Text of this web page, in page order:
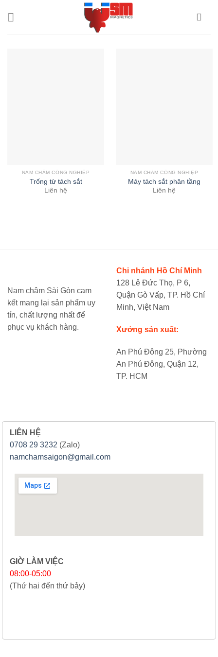
NAM CHÂM CÔNG NGHIỆP
Trống từ tách sắt
Liên hệ
NAM CHÂM CÔNG NGHIỆP
Máy tách sắt phân tầng
Liên hệ
Nam châm Sài Gòn cam
kết mang lại sản phẩm uy
tín, chất lượng nhất để
phục vụ khách hàng.
Chi nhánh Hồ Chí Minh
128 Lê Đức Thọ, P 6,
Quận Gò Vấp, TP. Hồ Chí
Minh, Việt Nam
Xưởng sản xuất:
An Phú Đông 25, Phường
An Phú Đông, Quận 12,
TP. HCM
LIÊN HỆ
0708 29 3232 (Zalo)
namchamsaigon@gmail.com
GIỜ LÀM VIỆC
08:00-05:00
(Thứ hai đến thứ bảy)